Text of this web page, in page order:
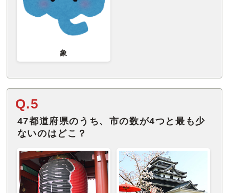
象
Q.5
47都道府県のうち、市の数が4つと最も少
ないのはどこ？